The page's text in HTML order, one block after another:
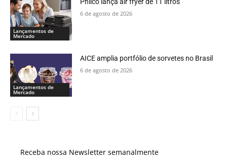
Lançamentos de
Mercado
6 de agosto de 2026
Lançamentos de
Mercado
AICE amplia portfólio de sorvetes no Brasil
6 de agosto de 2026
Receba nossa Newsletter semanalmente